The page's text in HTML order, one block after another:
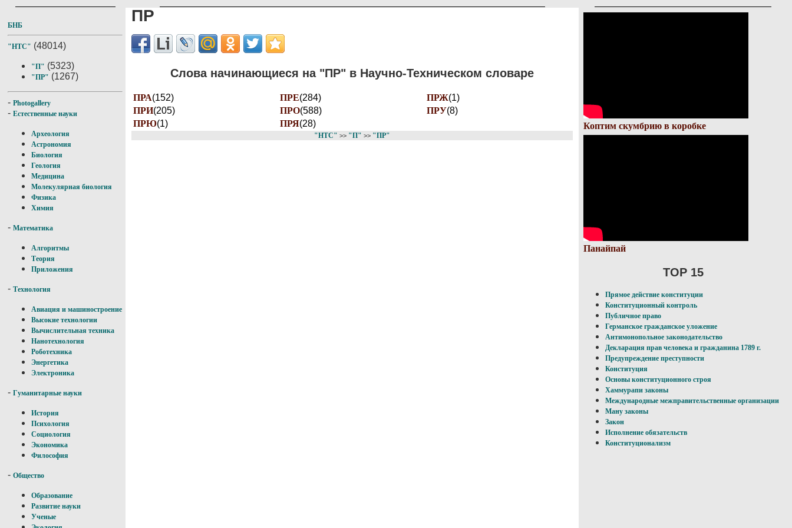
БНБ
"НТС" (48014)
"П" (5323)
"ПР" (1267)
- Photogallery
- Естественные науки
Археология
Астрономия
Биология
Геология
Медицина
Молекулярная биология
Физика
Химия
- Математика
Алгоритмы
Теория
Приложения
- Технология
Авиация и машиностроение
Высокие технологии
Вычислительная техника
Нанотехнология
Роботехника
Энергетика
Электроника
- Гуманитарные науки
История
Психология
Социология
Экономика
Философия
- Общество
Образование
Развитие науки
Ученые
ПР
Слова начинающиеся на "ПР" в Научно-Техническом словаре
ПРА(152) ПРЕ(284) ПРЖ(1)
ПРИ(205) ПРО(588) ПРУ(8)
ПРЮ(1) ПРЯ(28)
"НТС" >> "П" >> "ПР"
Коптим скумбрию в коробке
Панайпай
TOP 15
Прямое действие конституции
Конституционный контроль
Публичное право
Германское гражданское уложение
Антимонопольное законодательство
Декларация прав человека и гражданина 1789 г.
Предупреждение преступности
Конституция
Основы конституционного строя
Хаммурапи законы
Международные межправительственные организации
Ману законы
Закон
Исполнение обязательств
Конституционализм